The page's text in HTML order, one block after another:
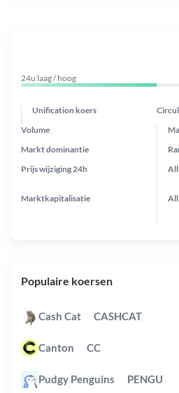
24u laag / hoog
Unification koers
Prijs wijziging 24h
Markt dominantie
Marktkapitalisatie
Volume
All
All
Populaire koersen
Cash Cat CASHCAT
Canton CC
Pudgy Penguins PENGU